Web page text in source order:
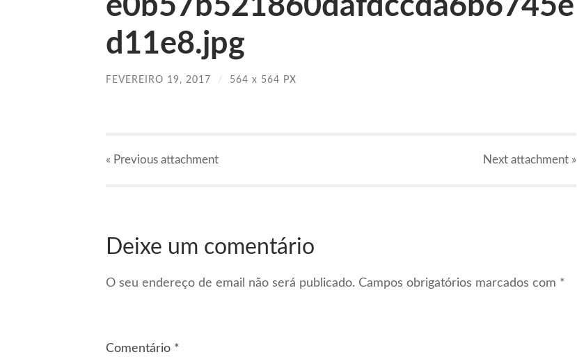
e0b57b521860dafdccda6b6745e
d11e8.jpg
FEVEREIRO 19, 2017 / 564 x 564 PX
« Previous attachment Next attachment »
Deixe um comentário
O seu endereço de email não será publicado. Campos obrigatórios marcados com *
Comentário *